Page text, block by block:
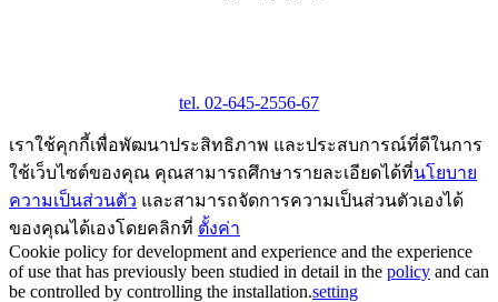
tel. 02-645-2556-67
เราใช้คุกกี้เพื่อพัฒนาประสิทธิภาพ และประสบการณ์ที่ดีในการ
ใช้เว็บไซต์ของคุณ คุณสามารถศึกษารายละเอียดได้ที่นโยบาย
ความเป็นส่วนตัว และสามารถจัดการความเป็นส่วนตัวเองได้
ของคุณได้เองโดยคลิกที่ ตั้งค่า
Cookie policy for development and experience and the experience
of use that has previously been studied in detail in the policy and can
be controlled by controlling the installation.setting